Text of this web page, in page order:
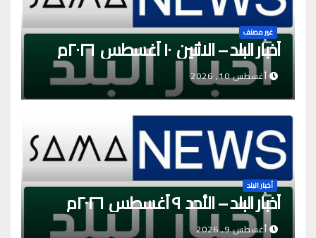
غير مصنف
أخبار البلد – الاثنين ١٠ أغسطس ٢٠٢٦م
أغسطس 10, 2026
أخبار البلد
أخبار البلد – الأحد ٩ أغسطس ٢٠٢٦م
أغسطس 9, 2026